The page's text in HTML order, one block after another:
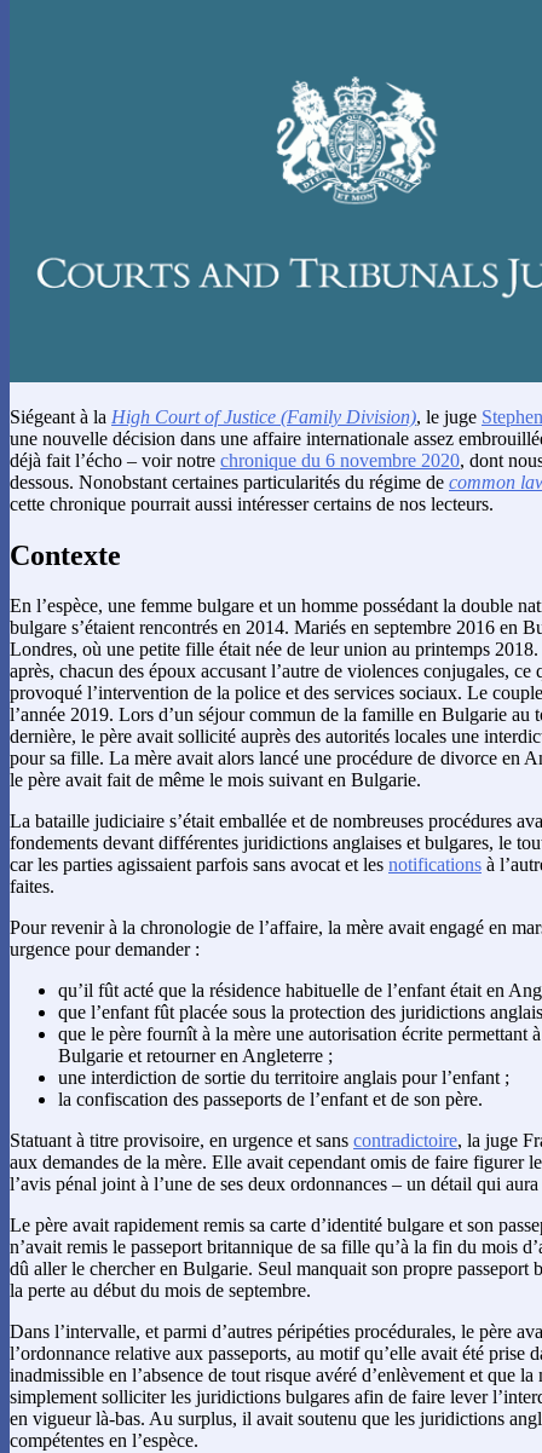
Siégeant à la High Court of Justice (Family Division), le juge
une nouvelle décision dans une affaire internationale assez
déjà fait l’écho – voir notre chronique du 6 novembre 2020, dont
dessous. Nonobstant certaines particularités du régime de common
cette chronique pourrait aussi intéresser certains de nos lecteurs.
Contexte
En l’espèce, une femme bulgare et un homme possédant la double
bulgare s’étaient rencontrés en 2014. Mariés en septembre 2016 en
Londres, où une petite fille était née de leur union au printemps
après, chacun des époux accusant l’autre de violences conjugales, ce
provoqué l’intervention de la police et des services sociaux. Le
l’année 2019. Lors d’un séjour commun de la famille en Bulgarie au
dernière, le père avait sollicité auprès des autorités locales une
pour sa fille. La mère avait alors lancé une procédure de divorce en
le père avait fait de même le mois suivant en Bulgarie.
La bataille judiciaire s’était emballée et de nombreuses procédures
fondements devant différentes juridictions anglaises et bulgares, le
car les parties agissaient parfois sans avocat et les notifications à
faites.
Pour revenir à la chronologie de l’affaire, la mère avait engagé en
urgence pour demander :
qu’il fût acté que la résidence habituelle de l’enfant était en
que l’enfant fût placée sous la protection des juridictions
que le père fournît à la mère une autorisation écrite permettant
Bulgarie et retourner en Angleterre ;
une interdiction de sortie du territoire anglais pour l’enfant ;
la confiscation des passeports de l’enfant et de son père.
Statuant à titre provisoire, en urgence et sans contradictoire, la juge
aux demandes de la mère. Elle avait cependant omis de faire figurer
l’avis pénal joint à l’une de ses deux ordonnances – un détail qui
Le père avait rapidement remis sa carte d’identité bulgare et son
n’avait remis le passeport britannique de sa fille qu’à la fin du mois
dû aller le chercher en Bulgarie. Seul manquait son propre passeport
la perte au début du mois de septembre.
Dans l’intervalle, et parmi d’autres péripéties procédurales, le père
l’ordonnance relative aux passeports, au motif qu’elle avait été prise
inadmissible en l’absence de tout risque avéré d’enlèvement et que
simplement solliciter les juridictions bulgares afin de faire lever
en vigueur là-bas. Au surplus, il avait soutenu que les juridictions
compétentes en l’espèce.